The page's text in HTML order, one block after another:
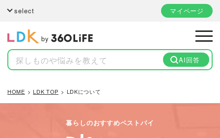
select マイページ
by
AI回答
HOME LDK TOP LDKについて
暮らしのおすすめベストバイ